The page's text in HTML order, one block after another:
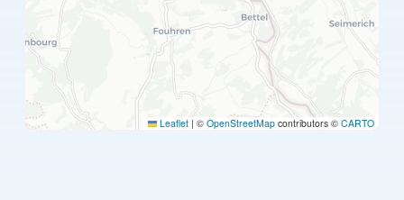
Leaflet | © OpenStreetMap contributors © CARTO